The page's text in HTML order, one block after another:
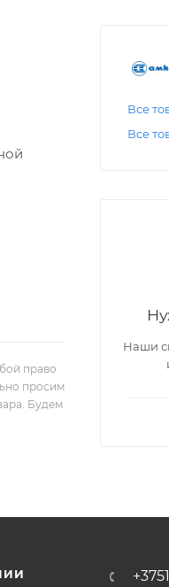
право
просим
Будем
Все
Все
Наши